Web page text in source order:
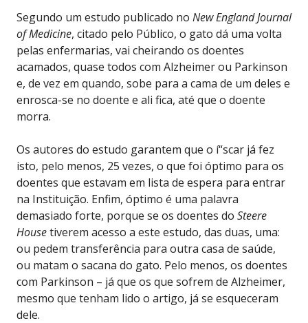
Segundo um estudo publicado no New England Journal
of Medicine, citado pelo Público, o gato dá uma volta
pelas enfermarias, vai cheirando os doentes
acamados, quase todos com Alzheimer ou Parkinson
e, de vez em quando, sobe para a cama de um deles e
enrosca-se no doente e ali fica, até que o doente
morra.
Os autores do estudo garantem que o í“scar já fez
isto, pelo menos, 25 vezes, o que foi óptimo para os
doentes que estavam em lista de espera para entrar
na Instituição. Enfim, óptimo é uma palavra
demasiado forte, porque se os doentes do Steere
Housetiverem acesso a este estudo, das duas, uma:
ou pedem transferência para outra casa de saúde,
ou matam o sacana do gato. Pelo menos, os doentes
com Parkinson – já que os que sofrem de Alzheimer,
mesmo que tenham lido o artigo, já se esqueceram
dele.